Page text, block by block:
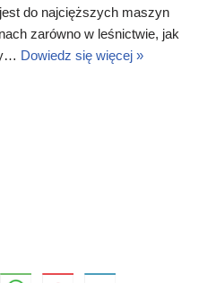
do najcięższych maszyn
zarówno w leśnictwie, jak
Dowiedz się więcej »